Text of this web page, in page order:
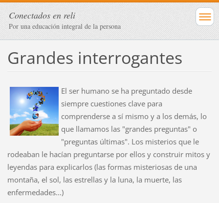
Conectados en reli
Por una educación integral de la persona
Grandes interrogantes
El ser humano se ha preguntado desde
siempre cuestiones clave para
comprenderse a sí mismo y a los demás, lo
que llamamos las "grandes preguntas" o
"preguntas últimas". Los misterios que le
rodeaban le hacían preguntarse por ellos y construir mitos y
leyendas para explicarlos (las formas misteriosas de una
montaña, el sol, las estrellas y la luna, la muerte, las
enfermedades...)